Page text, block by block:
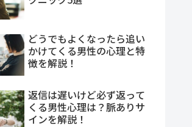
どうでもよくなったら追い
かけてくる男性の心理と特
徴を解説！
返信は遅いけど必ず返って
くる男性心理は？脈ありサ
インを解説！